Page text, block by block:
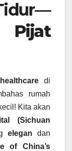
Pijat
healthcaredi
rumah
Kita akan
(Sichuan
elegan dan
of China’s